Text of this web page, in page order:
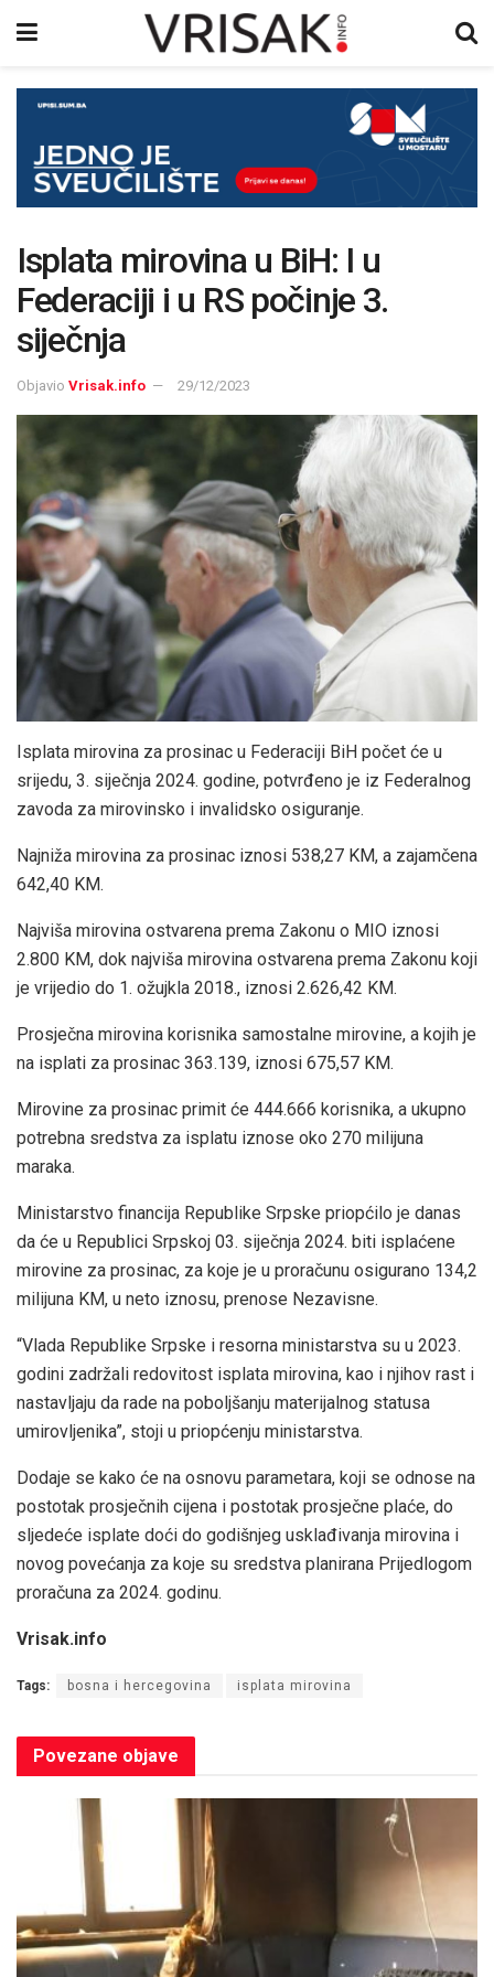
Isplata mirovina u BiH: I u
Federaciji i u RS počinje 3.
siječnja
Objavio Vrisak.info 29/12/2023
Isplata mirovina za prosinac u Federaciji BiH počet će u
srijedu, 3. siječnja 2024. godine, potvrđeno je iz Federalnog
zavoda za mirovinsko i invalidsko osiguranje.
Najniža mirovina za prosinac iznosi 538,27 KM, a zajamčena
642,40 KM.
Najviša mirovina ostvarena prema Zakonu o MIO iznosi
2.800 KM, dok najviša mirovina ostvarena prema Zakonu koji
je vrijedio do 1. ožujkla 2018., iznosi 2.626,42 KM.
Prosječna mirovina korisnika samostalne mirovine, a kojih je
na isplati za prosinac 363.139, iznosi 675,57 KM.
Mirovine za prosinac primit će 444.666 korisnika, a ukupno
potrebna sredstva za isplatu iznose oko 270 milijuna
maraka.
Ministarstvo financija Republike Srpske priopćilo je danas
da će u Republici Srpskoj 03. siječnja 2024. biti isplaćene
mirovine za prosinac, za koje je u proračunu osigurano 134,2
milijuna KM, u neto iznosu, prenose Nezavisne.
“Vlada Republike Srpske i resorna ministarstva su u 2023.
godini zadržali redovitost isplata mirovina, kao i njihov rast i
nastavljaju da rade na poboljšanju materijalnog statusa
umirovljenika”, stoji u priopćenju ministarstva.
Dodaje se kako će na osnovu parametara, koji se odnose na
postotak prosječnih cijena i postotak prosječne plaće, do
sljedeće isplate doći do godišnjeg usklađivanja mirovina i
novog povećanja za koje su sredstva planirana Prijedlogom
proračuna za 2024. godinu.
Vrisak.info
Tags: bosna i hercegovina isplata mirovina
Povezane objave